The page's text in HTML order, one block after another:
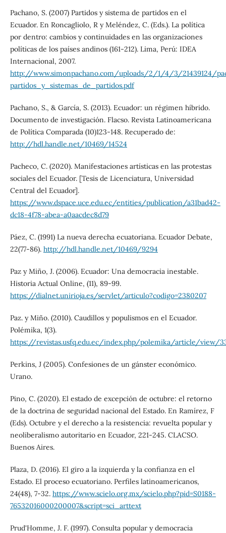
Pachano, S. (2007) Partidos y sistema de partidos en el
Ecuador. En Roncagliolo, R y Meléndez, C. (Eds.). La política
por dentro: cambios y continuidades en las organizaciones
políticas de los países andinos (161-212). Lima, Perú: IDEA
Internacional, 2007.
http://www.simonpachano.com/uploads/2/1/4/3/21439124/
partidos_y_sistemas_de_partidos.pdf
Pachano, S., & García, S. (2013). Ecuador: un régimen híbrido.
Documento de investigación. Flacso. Revista Latinoamericana
de Política Comparada (10)123-148. Recuperado de:
http://hdl.handle.net/10469/14524
Pacheco, C. (2020). Manifestaciones artísticas en las protestas
sociales del Ecuador. [Tesis de Licenciatura, Universidad
Central del Ecuador].
https://www.dspace.uce.edu.ec/entities/publication/a31bad42-
dc18-4f78-abea-a0aacdec8d79
Páez, C. (1991) La nueva derecha ecuatoriana. Ecuador Debate,
22(77-86). http://hdl.handle.net/10469/9294
Paz y Miño, J. (2006). Ecuador: Una democracia inestable.
Historia Actual Online, (11), 89-99.
https://dialnet.unirioja.es/servlet/articulo?codigo=2380207
Paz. y Miño. (2010). Caudillos y populismos en el Ecuador.
Polémika, 1(3).
https://revistas.usfq.edu.ec/index.php/polemika/article/view/
Perkins, J (2005). Confesiones de un gánster económico.
Urano.
Pino, C. (2020). El estado de excepción de octubre: el retorno
de la doctrina de seguridad nacional del Estado. En Ramírez, F
(Eds). Octubre y el derecho a la resistencia: revuelta popular y
neoliberalismo autoritario en Ecuador, 221-245. CLACSO.
Buenos Aires.
Plaza, D. (2016). El giro a la izquierda y la confianza en el
Estado. El proceso ecuatoriano. Perfiles latinoamericanos,
24(48), 7-32. https://www.scielo.org.mx/scielo.php?pid=S0188-
76532016000200007&script=sci_arttext
Prud'Homme, J. F. (1997). Consulta popular y democracia